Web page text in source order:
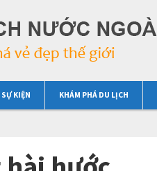
KIỆN KHÁM PHÁ DU LỊCH